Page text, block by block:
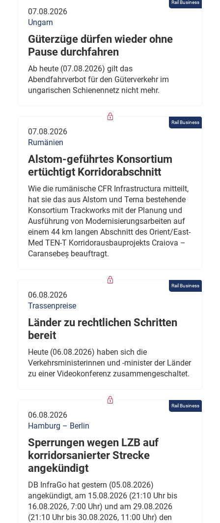
Rail Business
07.08.2026
Ungarn
Güterzüge dürfen wieder ohne
Pause durchfahren
Ab heute (07.08.2026) gilt das
Abendfahrverbot für den Güterverkehr im
ungarischen Schienennetz nicht mehr.
Rail Business
07.08.2026
Rumänien
Alstom-geführtes Konsortium
ertüchtigt Korridorabschnitt
Wie die rumänische CFR Infrastructura mitteilt,
hat sie das aus Alstom und Terna bestehende
Konsortium Trackworks mit der Planung und
Ausführung von Modernisierungsarbeiten auf
einem 44 km langen Abschnitt des Orient/East-
Med TEN-T Korridorausbauprojekts Craiova –
Caransebeș beauftragt.
Rail Business
06.08.2026
Trassenpreise
Länder zu rechtlichen Schritten
bereit
Heute (06.08.2026) haben sich die
Verkehrsministerinnen und -minister der Länder
zu einer Videokonferenz zusammengeschaltet.
Rail Business
06.08.2026
Hamburg – Berlin
Sperrungen wegen LZB auf
korridorsanierter Strecke
angekündigt
DB InfraGo hat gestern (05.08.2026)
angekündigt, am 15.08.2026 (21:10 Uhr bis
16.08.2026, 7:00 Uhr) und am 29.08.2026
(21:10 Uhr bis 30.08.2026, 11:00 Uhr) den